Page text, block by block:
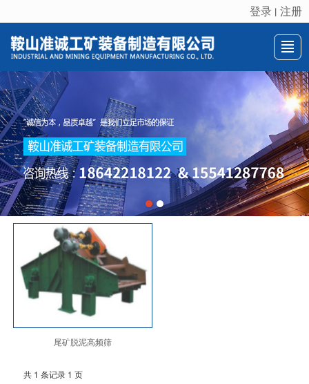
很遗憾，因您的浏览器版本过低导致无法获得最佳浏览体验，推荐下载安装谷歌浏览器！
登录 丨 注册
首页 新闻动态
推荐产品 联系我们
尾矿脱泥高频筛
共 1 条记录 1 页